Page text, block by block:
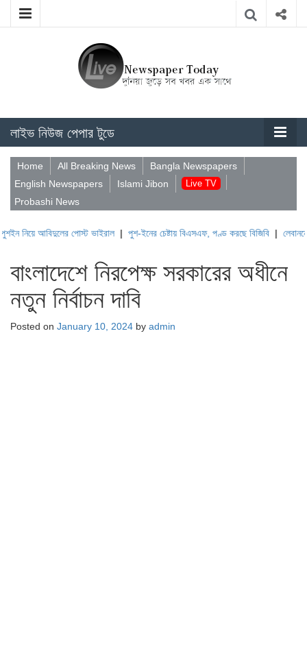
লাইভ নিউজ পেপার টুডে
Home All Breaking News
Bangla Newspapers
English Newspapers
Islami Jibon Live TV
Probashi News
পোস্ট ভাইরাল| পুশ-ইনের চেষ্টায় বিএসএফ, পণ্ড করছে বিজিবি|লেবাননের
বাংলাদেশে নিরপেক্ষ সরকারের অধীনে
নতুন নির্বাচন দাবি
Posted on January 10, 2024 by admin